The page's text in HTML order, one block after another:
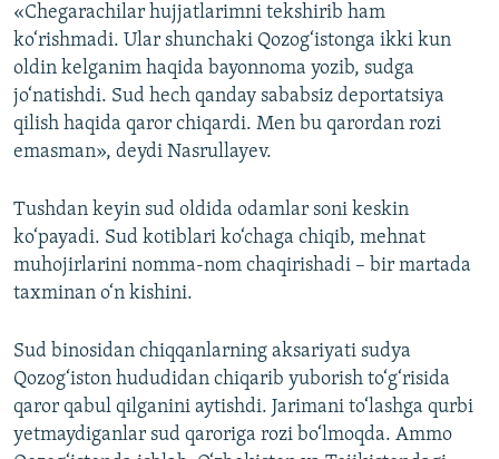
«Chegarachilar hujjatlarimni tekshirib ham
ko‘rishmadi. Ular shunchaki Qozog‘istonga ikki kun
oldin kelganim haqida bayonnoma yozib, sudga
jo‘natishdi. Sud hech qanday sababsiz deportatsiya
qilish haqida qaror chiqardi. Men bu qarordan rozi
emasman», deydi Nasrullayev.
Tushdan keyin sud oldida odamlar soni keskin
ko‘payadi. Sud kotiblari ko‘chaga chiqib, mehnat
muhojirlarini nomma-nom chaqirishadi – bir martada
taxminan o‘n kishini.
Sud binosidan chiqqanlarning aksariyati sudya
Qozog‘iston hududidan chiqarib yuborish to‘g‘risida
qaror qabul qilganini aytishdi. Jarimani to‘lashga qurbi
yetmaydiganlar sud qaroriga rozi bo‘lmoqda. Ammo